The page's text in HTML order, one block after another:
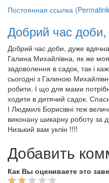
Постоянная ссылка
Добрий час
Добрий час доби, дуже
Галина Михайлівна, як же
задоволення в садок, так і
сьогодні з Галиною
робити. І що для мами
ходити в дитячий садок.
І Людмилі Борисівні теж
виконану шикарну роботу за
Низький вам уклін !!!!
Добавить
Как Вы оцениваете это